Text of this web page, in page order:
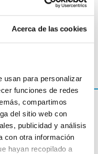
Acerca de las cookies
usan para personalizar
funciones de redes
compartimos
del sitio web con
publicidad y análisis
con otra información
hayan recopilado a
del turismo,